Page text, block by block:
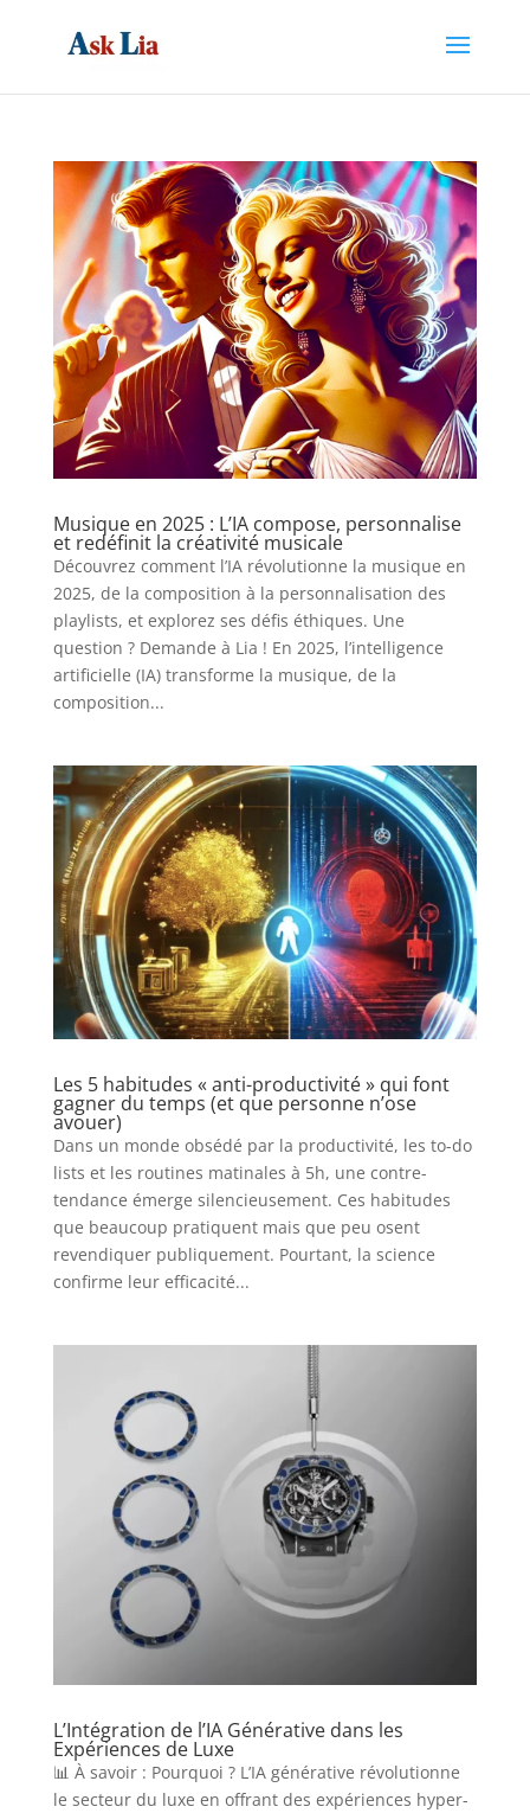
Musique en 2025 : L’IA compose, personnalise
et redéfinit la créativité musicale
Découvrez comment l’IA révolutionne la musique en
2025, de la composition à la personnalisation des
playlists, et explorez ses défis éthiques. Une
question ? Demande à Lia ! En 2025, l’intelligence
artificielle (IA) transforme la musique, de la
composition...
Les 5 habitudes « anti-productivité » qui font
gagner du temps (et que personne n’ose
avouer)
Dans un monde obsédé par la productivité, les to-do
lists et les routines matinales à 5h, une contre-
tendance émerge silencieusement. Ces habitudes
que beaucoup pratiquent mais que peu osent
revendiquer publiquement. Pourtant, la science
confirme leur efficacité...
L’Intégration de l’IA Générative dans les
Expériences de Luxe
📊 À savoir : Pourquoi ? L’IA générative révolutionne
le secteur du luxe en offrant des expériences hyper-